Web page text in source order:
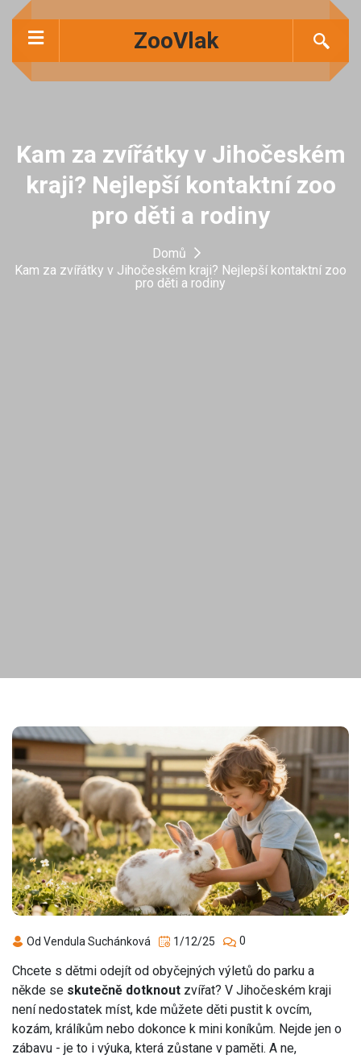
ZooVlak
Kam za zvířátky v Jihočeském
kraji? Nejlepší kontaktní zoo
pro děti a rodiny
Domů
Kam za zvířátky v Jihočeském kraji? Nejlepší kontaktní zoo
pro děti a rodiny
Od Vendula Suchánková 1/12/25 0
Chcete s dětmi odejít od obyčejných výletů do parku a
někde se skutečně dotknout zvířat? V Jihočeském kraji
není nedostatek míst, kde můžete děti pustit k ovcím,
kozám, králíkům nebo dokonce k mini koníkům. Nejde jen o
zábavu - je to i výuka, která zůstane v paměti. A ne,